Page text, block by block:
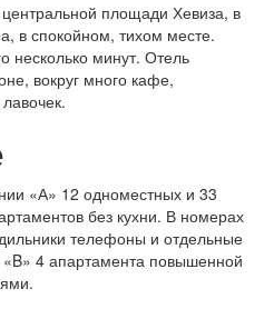
площади Хевиза, в
в спокойном, тихом месте.
несколько минут. Отель
вокруг много кафе,
«А» 12 одноместных и 33
без кухни. В номерах
телефоны и отдельные
4 апартамента повышенной